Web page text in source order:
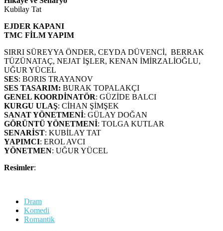
Kubilay Tat
EJDER KAPANI
TMC FİLM YAPIM
SIRRI SÜREYYA ÖNDER, CEYDA DÜVENCİ, BERRAK
TÜZÜNATAÇ, NEJAT İŞLER, KENAN İMİRZALİOĞLU,
UĞUR YÜCEL
SES: BORIS TRAYANOV
SES TASARIM: BURAK TOPALAKÇI
GENEL KOORDİNATÖR: GÜZİDE BALCI
KURGU ULAŞ: CİHAN ŞİMŞEK
SANAT YÖNETMENİ: GÜLAY DOĞAN
GÖRÜNTÜ YÖNETMENİ: TOLGA KUTLAR
SENARİST: KUBİLAY TAT
YAPIMCI: EROL AVCI
YÖNETMEN: UĞUR YÜCEL
Resimler:
Dram
Komedi
Romantik